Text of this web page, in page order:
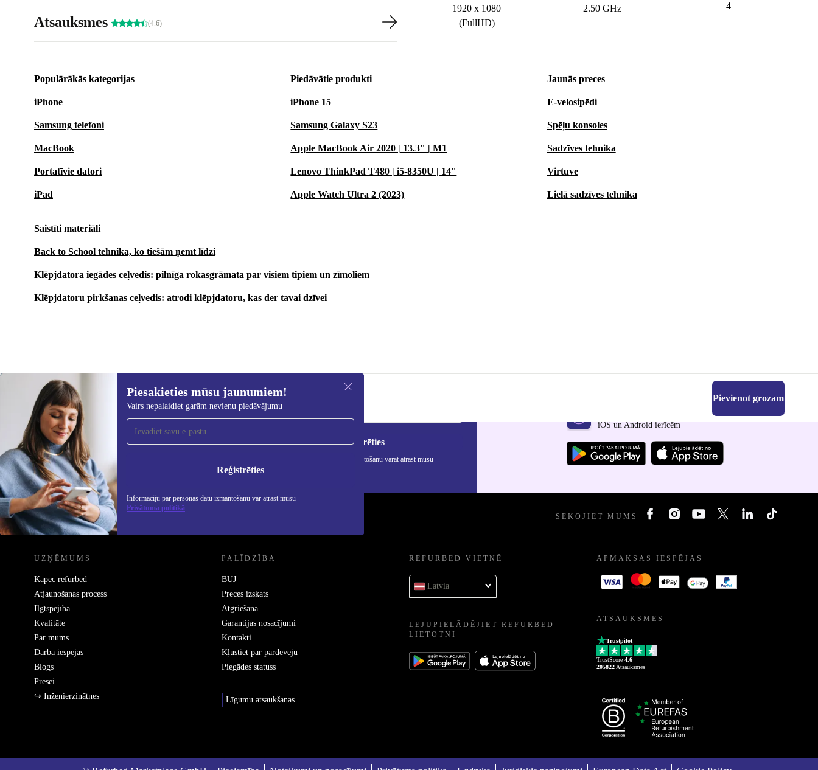
1920 x 1080
(FullHD)
2.50 GHz
4
Atsauksmes (4.6)
Populārākās kategorijas
iPhone
Samsung telefoni
MacBook
Portatīvie datori
iPad
Piedāvātie produkti
iPhone 15
Samsung Galaxy S23
Apple MacBook Air 2020 | 13.3" | M1
Lenovo ThinkPad T480 | i5-8350U | 14"
Apple Watch Ultra 2 (2023)
Jaunās preces
E-velosipēdi
Spēļu konsoles
Sadzīves tehnika
Virtuve
Lielā sadzīves tehnika
Saistīti materiāli
Back to School tehnika, ko tiešām ņemt līdzi
Klēpjdatora iegādes ceļvedis: pilnīga rokasgrāmata par visiem tipiem un zīmoliem
Klēpjdatoru pirkšanas ceļvedis: atrodi klēpjdatoru, kas der tavai dzīvei
319,00 € Pievienot grozam
Piesakieties mūsu jaunumiem!
Vairs nepalaidiet garām nevienu piedāvājumu
Reģistrēties
Informāciju par personas datu izmantošanu var atrast mūsu
Privātuma politikā
Piesakieties mūsu jaunumu
saņemšanai!
Nekad vairs nepalaidiet garām nevienu
piedāvājumu.
Reģistrēties
Informāciju par personas datu izmantošanu varat atrast mūsu
Privātuma politikā
Lejupielādējiet refurbed lietotni
iOS un Android ierīcēm
REFURBED - RETHINK NEW. SEKOJIET MUMS
UZŅĒMUMS
Kāpēc refurbed
Atjaunošanas process
Ilgtspējība
Kvalitāte
Par mums
Darba iespējas
Blogs
Presei
↪ Inženierzinātnes
PALĪDZĪBA
BUJ
Preces izskats
Atgriešana
Garantijas nosacījumi
Kontakti
Kļūstiet par pārdevēju
Piegādes statuss
Līgumu atsaukšanas
REFURBED VIETNĒ
Latvia
LEJUPIELĀDĒJIET REFURBED
LIETOTNI
APMAKSAS IESPĒJAS
ATSAUKSMES
Trustpilot
TrustScore 4.6
205822 Atsauksmes